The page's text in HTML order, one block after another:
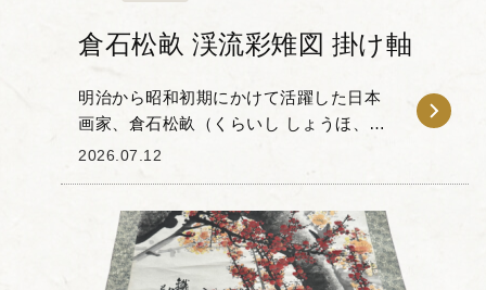
倉石松畝 渓流彩雉図 掛け軸
明治から昭和初期にかけて活躍した日本
画家、倉石松畝（くらいし しょうほ、
1874-1945）」による渓流彩雉図（けいり
ぽ）に師...
2026.07.12